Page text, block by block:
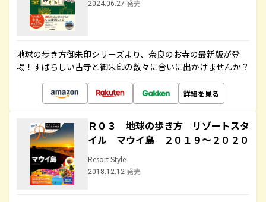
2024.06.27 発売
地球の歩き方御朱印シリーズより、奈良のお寺の最新版が登
場！すばらしい古寺と御朱印の数々に合いに出かけませんか？
詳細を見る
Ｒ０３ 地球の歩き方 リゾートスタ
イル マウイ島 ２０１９～２０２０
Resort Style
2018.12.12 発売